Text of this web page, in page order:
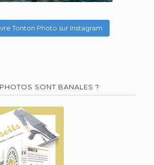
Tonton Photo sur Instagram
SONT BANALES ?